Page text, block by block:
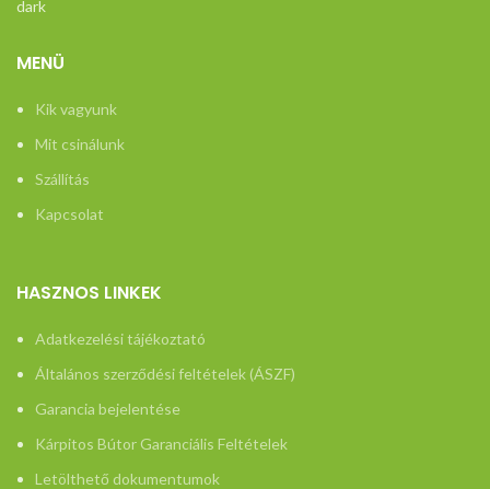
MENÜ
Kik vagyunk
Mit csinálunk
Szállítás
Kapcsolat
HASZNOS LINKEK
Adatkezelési tájékoztató
Általános szerződési feltételek (ÁSZF)
Garancia bejelentése
Kárpitos Bútor Garanciális Feltételek
Letölthető dokumentumok